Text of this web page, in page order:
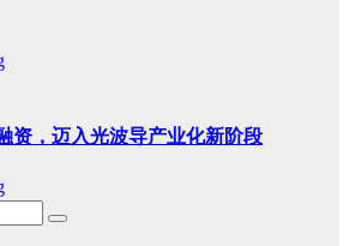
资，迈入光波导产业化新阶段